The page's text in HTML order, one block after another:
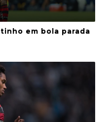
em bola parada